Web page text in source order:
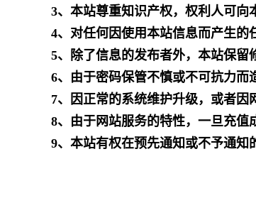
3、本站尊重知识产权，权利人可向
4、对任何因使用本站信息而产生的
5、除了信息的发布者外，本站保留
6、由于密码保管不慎或不可抗力而
7、因正常的系统维护升级，或者因
8、由于网站服务的特性，一旦充值
9、本站有权在预先通知或不予通知